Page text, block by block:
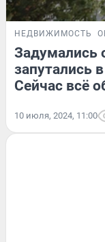
НЕДВИЖИМОСТЬ
Задумались
запутались
Сейчас всё
10 июля, 2024, 11:00